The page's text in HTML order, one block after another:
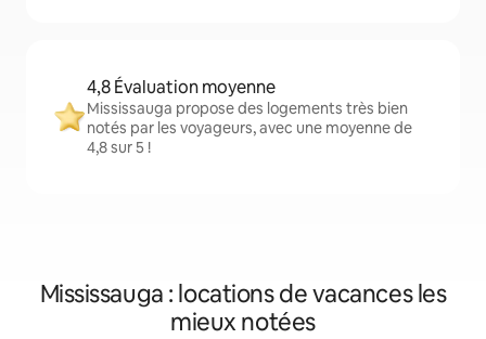
4,8 Évaluation moyenne
Mississauga propose des logements très bien
notés par les voyageurs, avec une moyenne de
4,8 sur 5 !
Mississauga : locations de vacances les
mieux notées